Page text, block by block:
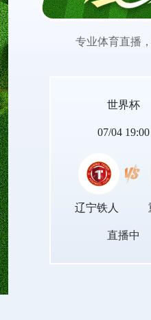
每一次观赛瞬间，
暖的印记！
专业体育直播
世界杯
07/04 19:00
辽宁铁人
直播中